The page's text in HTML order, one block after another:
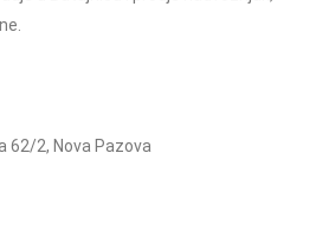
62/2, Nova Pazova